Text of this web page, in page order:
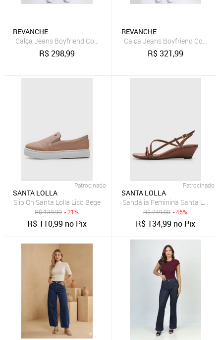
REVANCHE
Calça Jeans Boyfriend Com Aplicações Feminino Revanche
R$298,99
REVANCHE
Calça Jeans Boyfriend Com
R$321,99
Patrocinado
SANTA LOLLA
Slip On Santa Lolla Liso Bege
R$139,99 - 21%
R$ 110,99 no Pix
Patrocinado
SANTA LOLLA
Sandália Feminina Santa Lolla
R$249,90 - 46%
R$ 134,99 no Pix